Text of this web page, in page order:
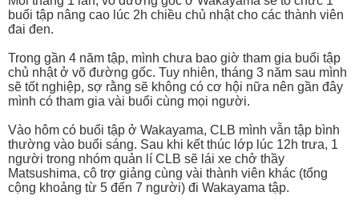
buổi tập nâng cao lúc 2h chiều chủ nhật cho các thành viên
đai đen.
Trong gần 4 năm tập, mình chưa bao giờ tham gia buổi tập
chủ nhật ở võ đường gốc. Tuy nhiên, tháng 3 năm sau mình
sẽ tốt nghiệp, sợ rằng sẽ không có cơ hội nữa nên gần đây
mình có tham gia vài buổi cùng mọi người.
Vào hôm có buổi tập ở Wakayama, CLB mình vẫn tập bình
thường vào buổi sáng. Sau khi kết thúc lớp lúc 12h trưa, 1
người trong nhóm quản lí CLB sẽ lái xe chở thầy
Matsushima, cô trợ giảng cùng vài thành viên khác (tổng
cộng khoảng từ 5 đến 7 người) đi Wakayama tập.